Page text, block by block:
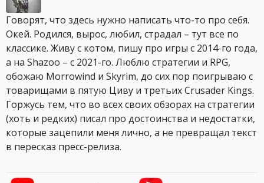
Говорят, что здесь нужно написать что-то про себя.
Окей. Родился, вырос, любил, страдал – тут все по
классике. Живу с котом, пишу про игры с 2014-го года,
а на Shazoo – с 2021-го. Люблю стратегии и RPG,
обожаю Morrowind и Skyrim, до сих пор поигрываю с
товарищами в пятую Циву и третьих Crusader Kings.
Горжусь тем, что во всех своих обзорах на стратегии
(хоть и редких) писал про достоинства и недостатки,
которые зацепили меня лично, а не превращал текст
в пересказ пресс-релиза.